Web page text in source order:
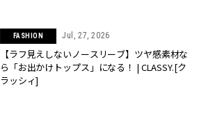
FASHION Jul, 27, 2026
【ラフ見えしないノースリーブ】ツヤ感素材な
ら「お出かけトップス」になる！ | CLASSY.[ク
ラッシィ]